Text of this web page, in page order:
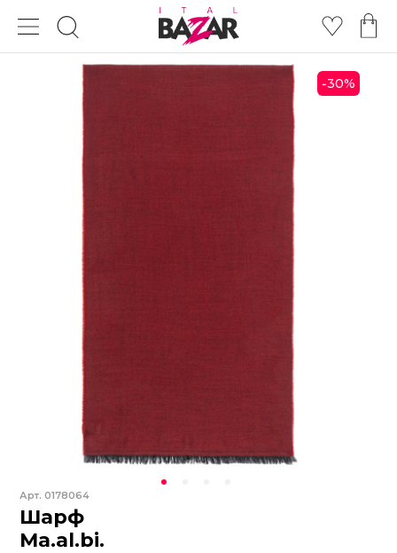
-30%
Арт.0178064
Шарф
Ma.al.bi.